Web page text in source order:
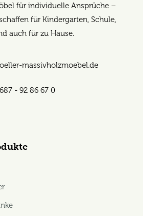
für individuelle Ansprüche –
für Kindergarten, Schule,
auch für zu Hause.
massivholzmoebel.de
- 92 86 67 0